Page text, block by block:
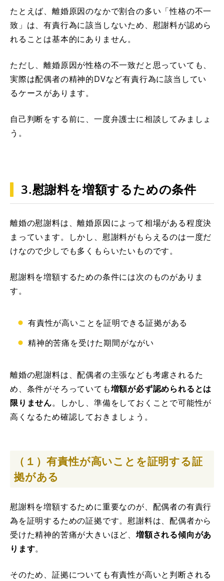
たとえば、離婚原因のなかで割合の多い「性格の不一
致」は、有責行為に該当しないため、慰謝料が認めら
れることは基本的にありません。
ただし、離婚原因が性格の不一致だと思っていても、
実際は配偶者の精神的DVなど有責行為に該当してい
るケースがあります。
自己判断をする前に、一度弁護士に相談してみましょ
う。
3.慰謝料を増額するための条件
離婚の慰謝料は、離婚原因によって相場がある程度決
まっています。しかし、慰謝料がもらえるのは一度だ
けなので少しでも多くもらいたいものです。
慰謝料を増額するための条件には次のものがありま
す。
有責性が高いことを証明できる証拠がある
精神的苦痛を受けた期間がながい
離婚の慰謝料は、配偶者の主張なども考慮されるた
め、条件がそろっていても増額が必ず認められるとは
限りません。しかし、準備をしておくことで可能性が
高くなるため確認しておきましょう。
（１）有責性が高いことを証明する証
拠がある
慰謝料を増額するために重要なのが、配偶者の有責行
為を証明するための証拠です。慰謝料は、配偶者から
受けた精神的苦痛が大きいほど、 増額される傾向があ
ります。
そのため、証拠についても有責性が高いと判断される